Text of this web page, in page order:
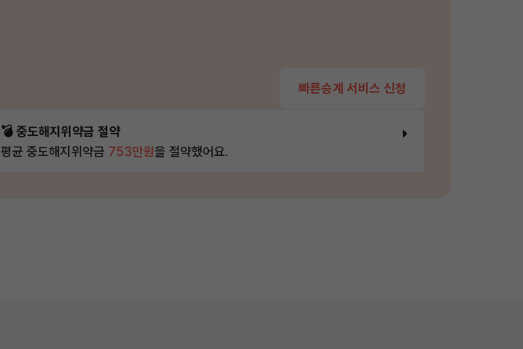
빠른승계 서비스 신청
💣 중도해지위약금 절약
평균 중도해지위약금 753만원을 절약했어요.